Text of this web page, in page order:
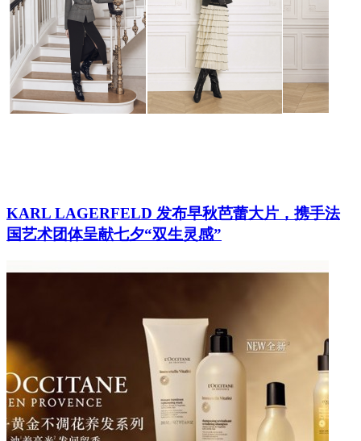
KARL LAGERFELD 发布早秋芭蕾大片，携手法
国艺术团体呈献七夕“双生灵感”